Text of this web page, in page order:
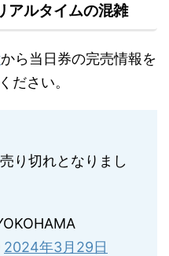
アルタイムの混雑
から当日券の完売情報を
ださい。
り切れとなりまし
2024年3月29日